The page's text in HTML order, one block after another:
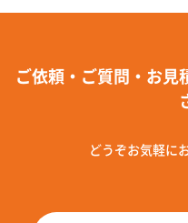
ご依頼・ご質問・お見
どうぞお気軽に